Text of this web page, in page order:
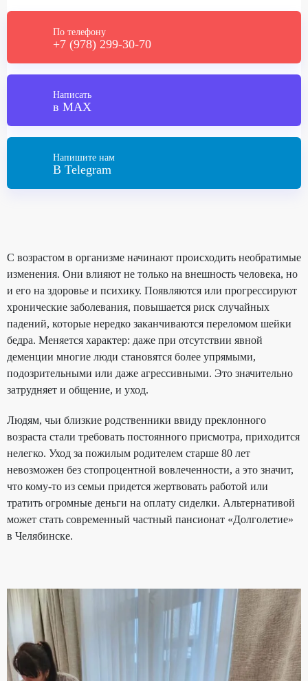
По телефону
+7 (978) 299-30-70
Написать
в MAX
Напишите нам
В Telegram
С возрастом в организме начинают происходить необратимые
изменения. Они влияют не только на внешность человека, но
и его на здоровье и психику. Появляются или прогрессируют
хронические заболевания, повышается риск случайных
падений, которые нередко заканчиваются переломом шейки
бедра. Меняется характер: даже при отсутствии явной
деменции многие люди становятся более упрямыми,
подозрительными или даже агрессивными. Это значительно
затрудняет и общение, и уход.
Людям, чьи близкие родственники ввиду преклонного
возраста стали требовать постоянного присмотра, приходится
нелегко. Уход за пожилым родителем старше 80 лет
невозможен без стопроцентной вовлеченности, а это значит,
что кому-то из семьи придется жертвовать работой или
тратить огромные деньги на оплату сиделки. Альтернативой
может стать современный частный пансионат «Долголетие»
в Челябинске.